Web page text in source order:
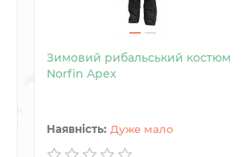
Зимовий рибальський костюм
Norfin Apex
Дуже мало